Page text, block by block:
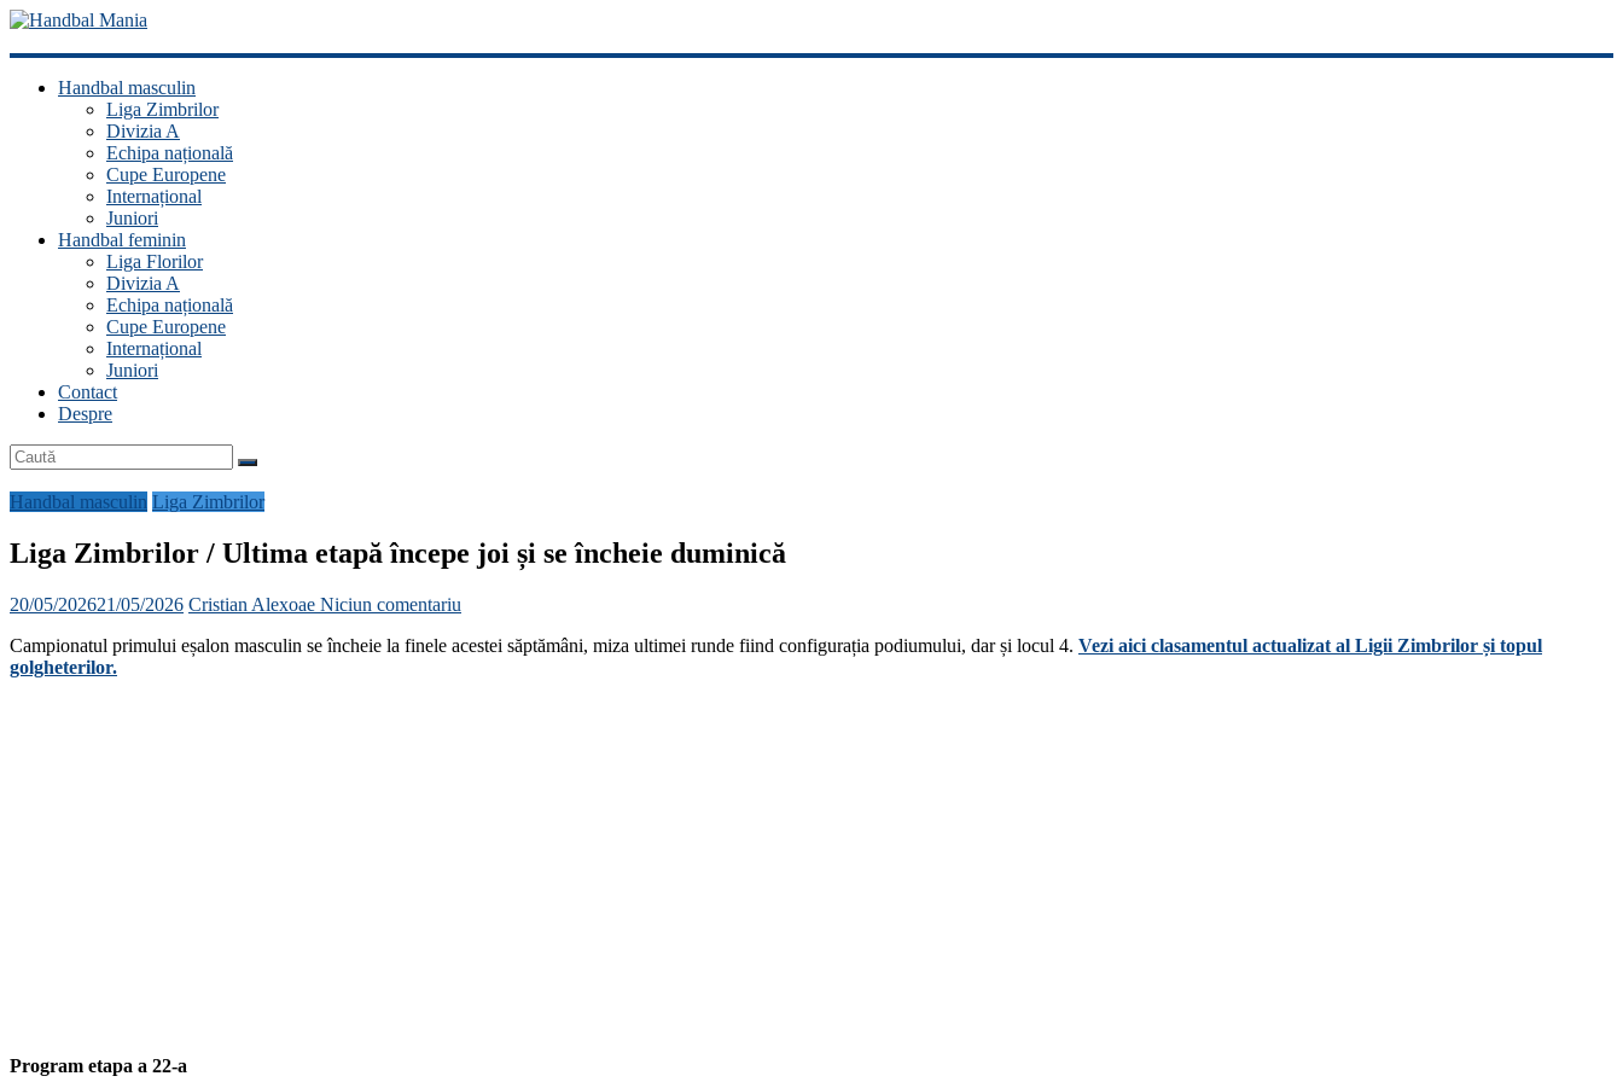
Handbal
ManiaHandbal masculin
Liga Zimbrilor
Divizia A
Echipa națională
Cupe Europene
Internațional
Juniori
Handbal feminin
Liga Florilor
Divizia A
Echipa națională
Cupe Europene
Internațional
Juniori
Contact
Despre
Handbal masculin Liga Zimbrilor
Liga Zimbrilor / Ultima etapă începe joi și se încheie duminică
20/05/202621/05/2026 Cristian Alexoae Niciun comentariu
Campionatul primului eșalon masculin se încheie la finele acestei săptămâni, miza ultimei runde fiind configurația podiumului, dar și locul 4. Vezi aici clasamentul actualizat al Ligii Zimbrilor și topul
golgheterilor.
Program etapa a 22-a